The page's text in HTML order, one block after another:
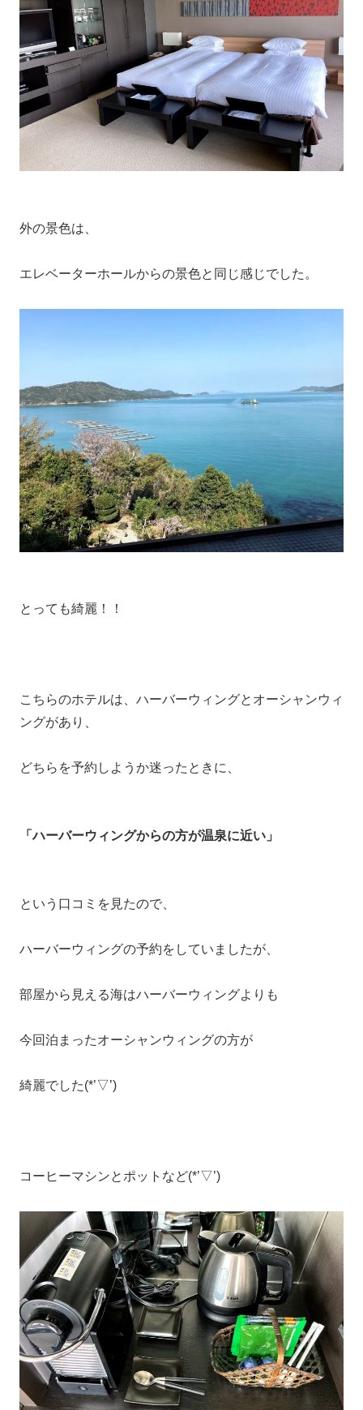
外の景色は、
エレベーターホールからの景色と同じ感じでした。
とっても綺麗！！
こちらのホテルは、ハーバーウィングとオーシャンウィ
ングがあり、
どちらを予約しようか迷ったときに、
「ハーバーウィングからの方が温泉に近い」
という口コミを見たので、
ハーバーウィングの予約をしていましたが、
部屋から見える海はハーバーウィングよりも
今回泊まったオーシャンウィングの方が
綺麗でした(*’▽’)
コーヒーマシンとポットなど(*’▽’)